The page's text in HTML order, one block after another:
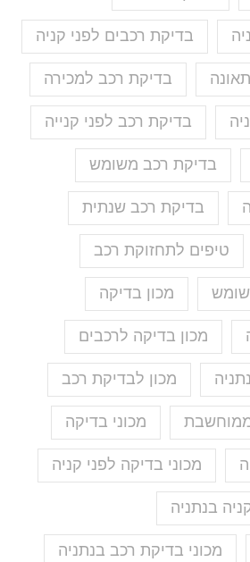
בדיקת רכבים לפני קניה
בדיקת רכב למכירה
בדיקת רכב לפני קנייה
בדיקת רכב משומש
בדיקת רכב שנתית
טיפים לתחזוקת רכב
מכון בדיקה
מכון בדיקה לרכבים
מכון לבדיקת רכב
ממוחשבת מכוני בדיקה
מכוני בדיקה לפני קניה
בנתניה
מכוני בדיקת רכב בנתניה